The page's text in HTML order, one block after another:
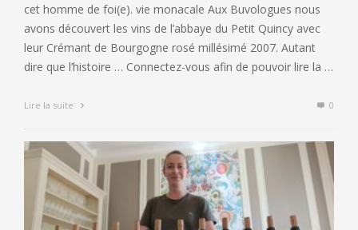
cet homme de foi(e). vie monacale Aux Buvologues nous
avons découvert les vins de l’abbaye du Petit Quincy avec
leur Crémant de Bourgogne rosé millésimé 2007. Autant
dire que l’histoire … Connectez-vous afin de pouvoir lire la …
Lire la suite 0